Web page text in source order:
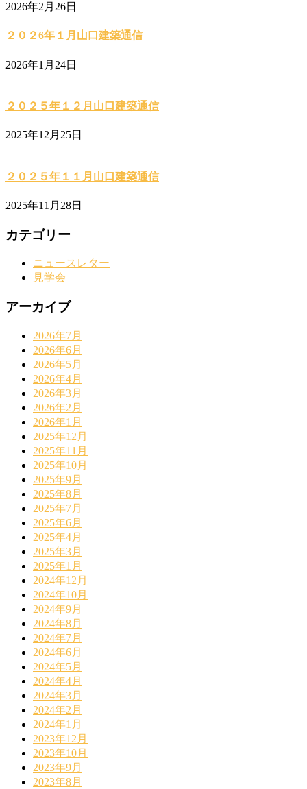
2026年2月26日
２０２6年１月山口建築通信
2026年1月24日
２０２５年１２月山口建築通信
2025年12月25日
２０２５年１１月山口建築通信
2025年11月28日
カテゴリー
ニュースレター
見学会
アーカイブ
2026年7月
2026年6月
2026年5月
2026年4月
2026年3月
2026年2月
2026年1月
2025年12月
2025年11月
2025年10月
2025年9月
2025年8月
2025年7月
2025年6月
2025年4月
2025年3月
2025年1月
2024年12月
2024年10月
2024年9月
2024年8月
2024年7月
2024年6月
2024年5月
2024年4月
2024年3月
2024年2月
2024年1月
2023年12月
2023年10月
2023年9月
2023年8月